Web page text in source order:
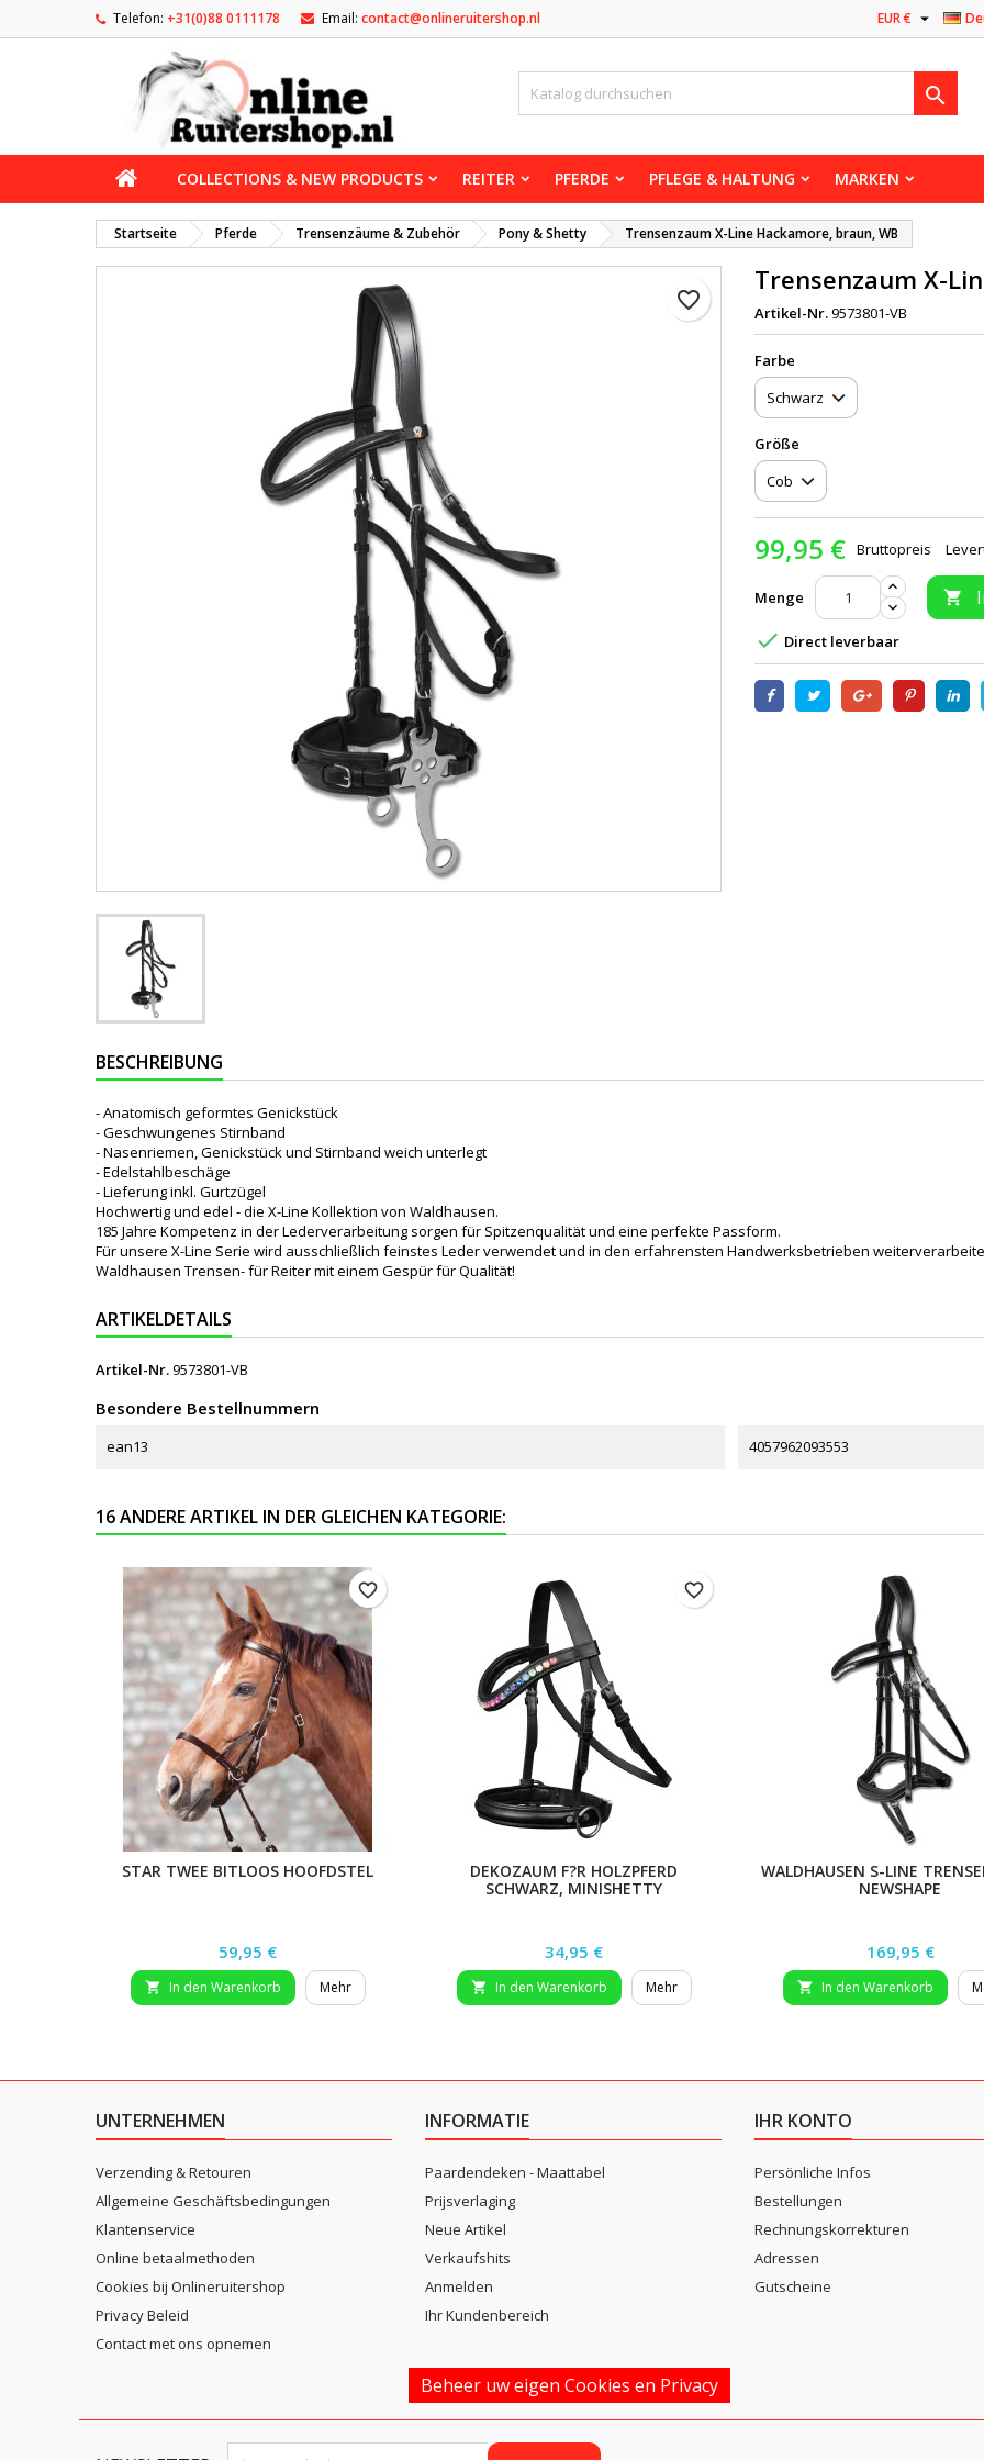
Telefon: +31(0)88 0111178 Email: contact@onlineruitershop.nl EUR € 

COLLECTIONS & NEW PRODUCTS REITER PFERDE PFLEGE & HALTUNG MARKEN
Startseite Pferde Trensenzäume & Zubehör Pony & Shetty Trensenzaum X-Line Hackamore, braun, WB
favorite_border
Trensenzaum X-
Artikel-Nr.9573801-VB
Farbe
Größe
99,95 € Bruttopreis
Menge 
 Direct leverbaar
BESCHREIBUNG
- Anatomisch geformtes Genickstück
- Geschwungenes Stirnband
- Nasenriemen, Genickstück und Stirnband weich unterlegt
- Edelstahlbeschäge
- Lieferung inkl. Gurtzügel
Hochwertig und edel - die X-Line Kollektion von Waldhausen.
185 Jahre Kompetenz in der Lederverarbeitung sorgen für Spitzenqualität und eine perfekte Passform.
Für unsere X-Line Serie wird ausschließlich feinstes Leder verwendet und in den erfahrensten Handwerksbetrieben
Waldhausen Trensen- für Reiter mit einem Gespür für Qualität!
ARTIKELDETAILS
Artikel-Nr.9573801-VB
Besondere Bestellnummern
ean13 4057962093553
16 ANDERE ARTIKEL IN DER GLEICHEN KATEGORIE:
STAR TWEE BITLOOS HOOFDSTEL
Preis
59,95 €
 In den Warenkorb Mehr
favorite_border
DEKOZAUM F?R HOLZPFERD
SCHWARZ, MINISHETTY
Preis
34,95 €
 In den Warenkorb Mehr
favorite_border
WALDHAUSEN S-LINE
NEWSHAPE
Preis
169,95 €
 In den Warenkorb
UNTERNEHMEN
Verzending & Retouren
Allgemeine Geschäftsbedingungen
Klantenservice
Online betaalmethoden
Cookies bij Onlineruitershop
Privacy Beleid
Contact met ons opnemen
INFORMATIE
Paardendeken - Maattabel
Prijsverlaging
Neue Artikel
Verkaufshits
Anmelden
Ihr Kundenbereich
IHR KONTO
Persönliche Infos
Bestellungen
Rechnungskorrekturen
Adressen
Gutscheine
Beheer uw eigen Cookies en Privacy